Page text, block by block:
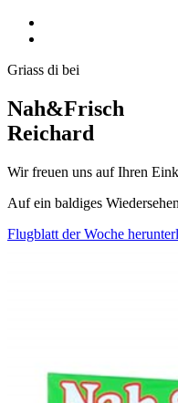
Griass di bei
Nah&Frisch
Reichard
Wir freuen uns auf Ihren
Auf ein baldiges
Flugblatt der Woche